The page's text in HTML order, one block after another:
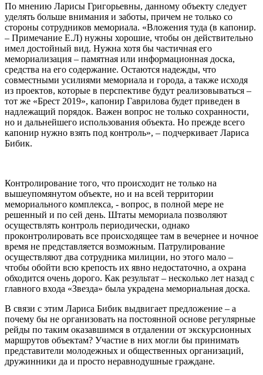
По мнению Ларисы Григорьевны, данному объекту следует
уделять больше внимания и заботы, причем не только со
стороны сотрудников мемориала. «Вложения туда (в капонир.
– Примечание Е.Л) нужны хорошие, чтобы он действительно
имел достойный вид. Нужна хотя бы частичная его
мемориализация – памятная или информационная доска,
средства на его содержание. Остаются надежды, что
совместными усилиями мемориала и города, а также исходя
из проектов, которые в перспективе будут реализовываться –
тот же «Брест 2019», капонир Гаврилова будет приведен в
надлежащий порядок. Важен вопрос не только сохранности,
но и дальнейшего использования объекта. Но прежде всего
капонир нужно взять под контроль», – подчеркивает Лариса
Бибик.
Контролирование того, что происходит не только на
вышеупомянутом объекте, но и на всей территории
мемориального комплекса, - вопрос, в полной мере не
решенный и по сей день. Штаты мемориала позволяют
осуществлять контроль периодически, однако
проконтролировать все происходящее там в вечернее и ночное
время не представляется возможным. Патрулирование
осуществляют два сотрудника милиции, но этого мало –
чтобы обойти всю крепость их явно недостаточно, а охрана
обходится очень дорого. Как результат – несколько лет назад с
главного входа «Звезда» была украдена мемориальная доска.
В связи с этим Лариса Бибик выдвигает предложение – а
почему бы не организовать на постоянной основе регулярные
рейды по таким оказавшимся в отдалении от экскурсионных
маршрутов объектам? Участие в них могли бы принимать
представители молодежных и общественных организаций,
дружинники да и просто неравнодушные граждане.